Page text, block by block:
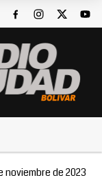
noviembre de 2023